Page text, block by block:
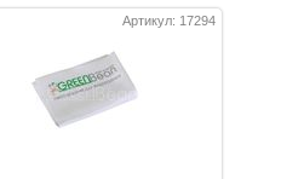
Артикул: 17294